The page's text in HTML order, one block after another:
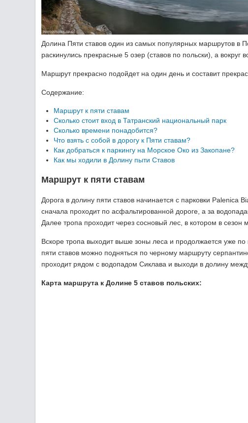
Долина Пяти ставов один из самых популярных маршрутов в
раскинулись прекрасные 5 озер (ставов по польски), а вокруг
Маршрут прекрасно подойдет на один день и составит
Содержание:
Маршрут к пяти ставам
Сколько стоит вход в Татранский национальный парк
Сколько времени понадобится?
Что взять с собой в дорогу к Пяти ставам?
Как добраться к паркингу на Морское Око из Закопане?
Как мы ходили в Долину пыти Ставов
Маршрут к пяти ставам
Дорога в долину пяти ставов начинается с парковки
сначала проходит по асфальтированной дороге, а за
Далее тропа проходит через сосновый лес, в котором в сезон
Вскоре тропа выходит выше зоны леса и продолжается уже
пяти ставов можно подняться по черному маршруту
проходит рядом с водопадом Сиклава и выходи в долину
Карта маршрута к Долине 5 ставов польских: